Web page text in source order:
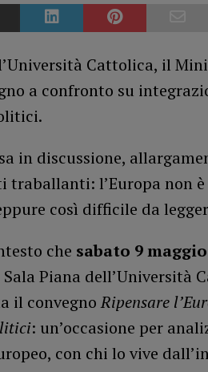
Cattolica, il
a confronto su
in discussione,
l’Europa non
così difficile da
che sabato 9
Sala Piana dell’Università
il convegnoRipensare
: un’occasione per
con chi lo vive